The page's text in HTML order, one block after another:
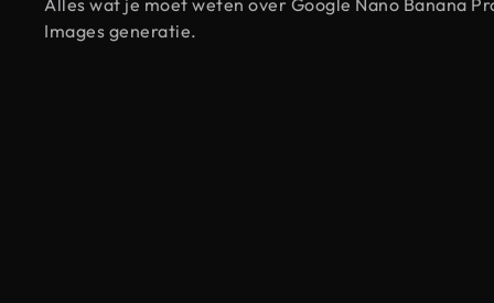
Alles wat je moet weten over Google Nano Banana
Images generatie.